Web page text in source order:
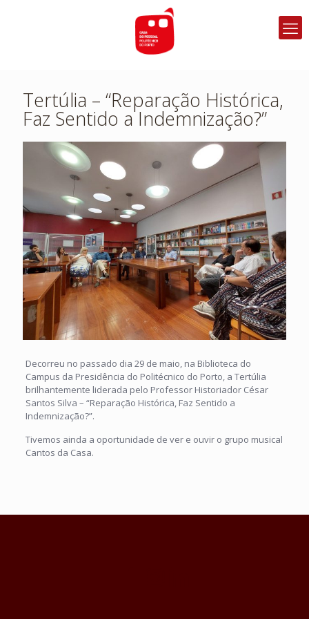
Tertúlia – “Reparação Histórica,
Faz Sentido a Indemnização?”
Decorreu no passado dia 29 de maio, na Biblioteca do
Campus da Presidência do Politécnico do Porto, a Tertúlia
brilhantemente liderada pelo Professor Historiador César
Santos Silva – “Reparação Histórica, Faz Sentido a
Indemnização?”.
Tivemos ainda a oportunidade de ver e ouvir o grupo musical
Cantos da Casa.